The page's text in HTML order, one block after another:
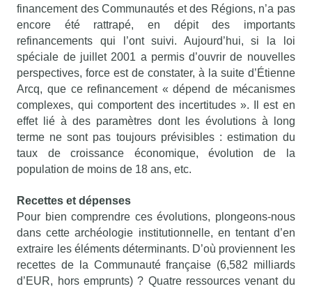
financement des Communautés et des Régions, n’a pas
encore été rattrapé, en dépit des importants
refinancements qui l’ont suivi. Aujourd’hui, si la loi
spéciale de juillet 2001 a permis d’ouvrir de nouvelles
perspectives, force est de constater, à la suite d’Étienne
Arcq, que ce refinancement « dépend de mécanismes
complexes, qui comportent des incertitudes ». Il est en
effet lié à des paramètres dont les évolutions à long
terme ne sont pas toujours prévisibles : estimation du
taux de croissance économique, évolution de la
population de moins de 18 ans, etc.
Recettes et dépenses
Pour bien comprendre ces évolutions, plongeons-nous
dans cette archéologie institutionnelle, en tentant d’en
extraire les éléments déterminants. D’où proviennent les
recettes de la Communauté française (6,582 milliards
d’EUR, hors emprunts) ? Quatre ressources venant du